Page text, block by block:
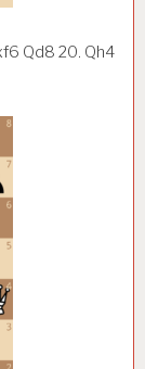
Qd8 20. Qh4